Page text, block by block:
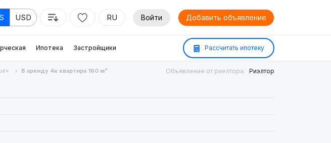
USD RU Войти Добавить объявление
Ипотека Застройщики Рассчитать ипотеку
В аренду 4к квартира 160 м² Объявление от риелтора: Риэлтор